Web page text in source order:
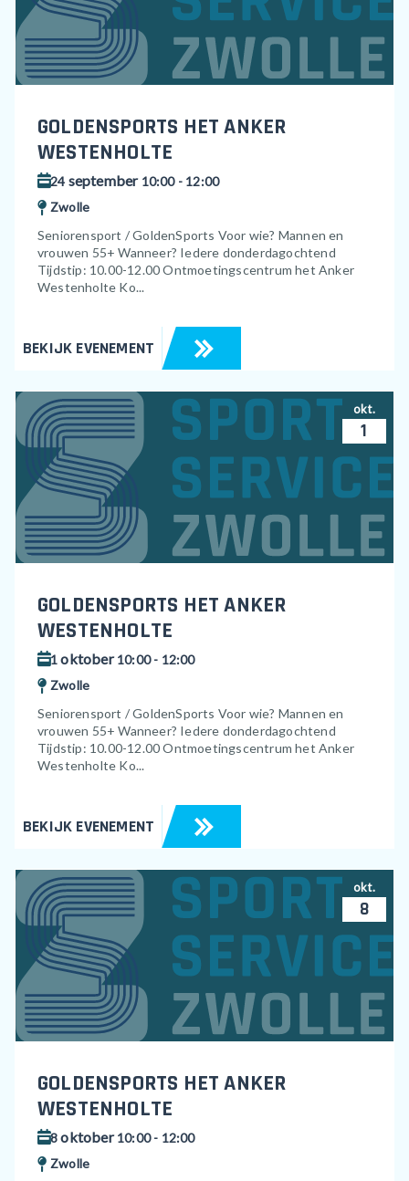
GOLDENSPORTS HET ANKER
WESTENHOLTE
24 september10:00 - 12:00
Zwolle
Seniorensport / GoldenSports Voor wie? Mannen en
vrouwen 55+ Wanneer? Iedere donderdagochtend
Tijdstip: 10.00-12.00 Ontmoetingscentrum het Anker
Westenholte Ko...
BEKIJK EVENEMENT
okt.
1
GOLDENSPORTS HET ANKER
WESTENHOLTE
1oktober10:00 - 12:00
Zwolle
Seniorensport / GoldenSports Voor wie? Mannen en
vrouwen 55+ Wanneer? Iedere donderdagochtend
Tijdstip: 10.00-12.00 Ontmoetingscentrum het Anker
Westenholte Ko...
BEKIJK EVENEMENT
okt.
8
GOLDENSPORTS HET ANKER
WESTENHOLTE
8oktober10:00 - 12:00
Zwolle